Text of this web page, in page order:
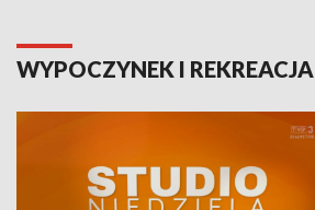
WYPOCZYNEK I REKREACJA